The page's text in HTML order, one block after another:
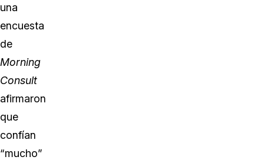
una
encuesta
de
Morning
Consult
afirmaron
que
confían
“mucho”